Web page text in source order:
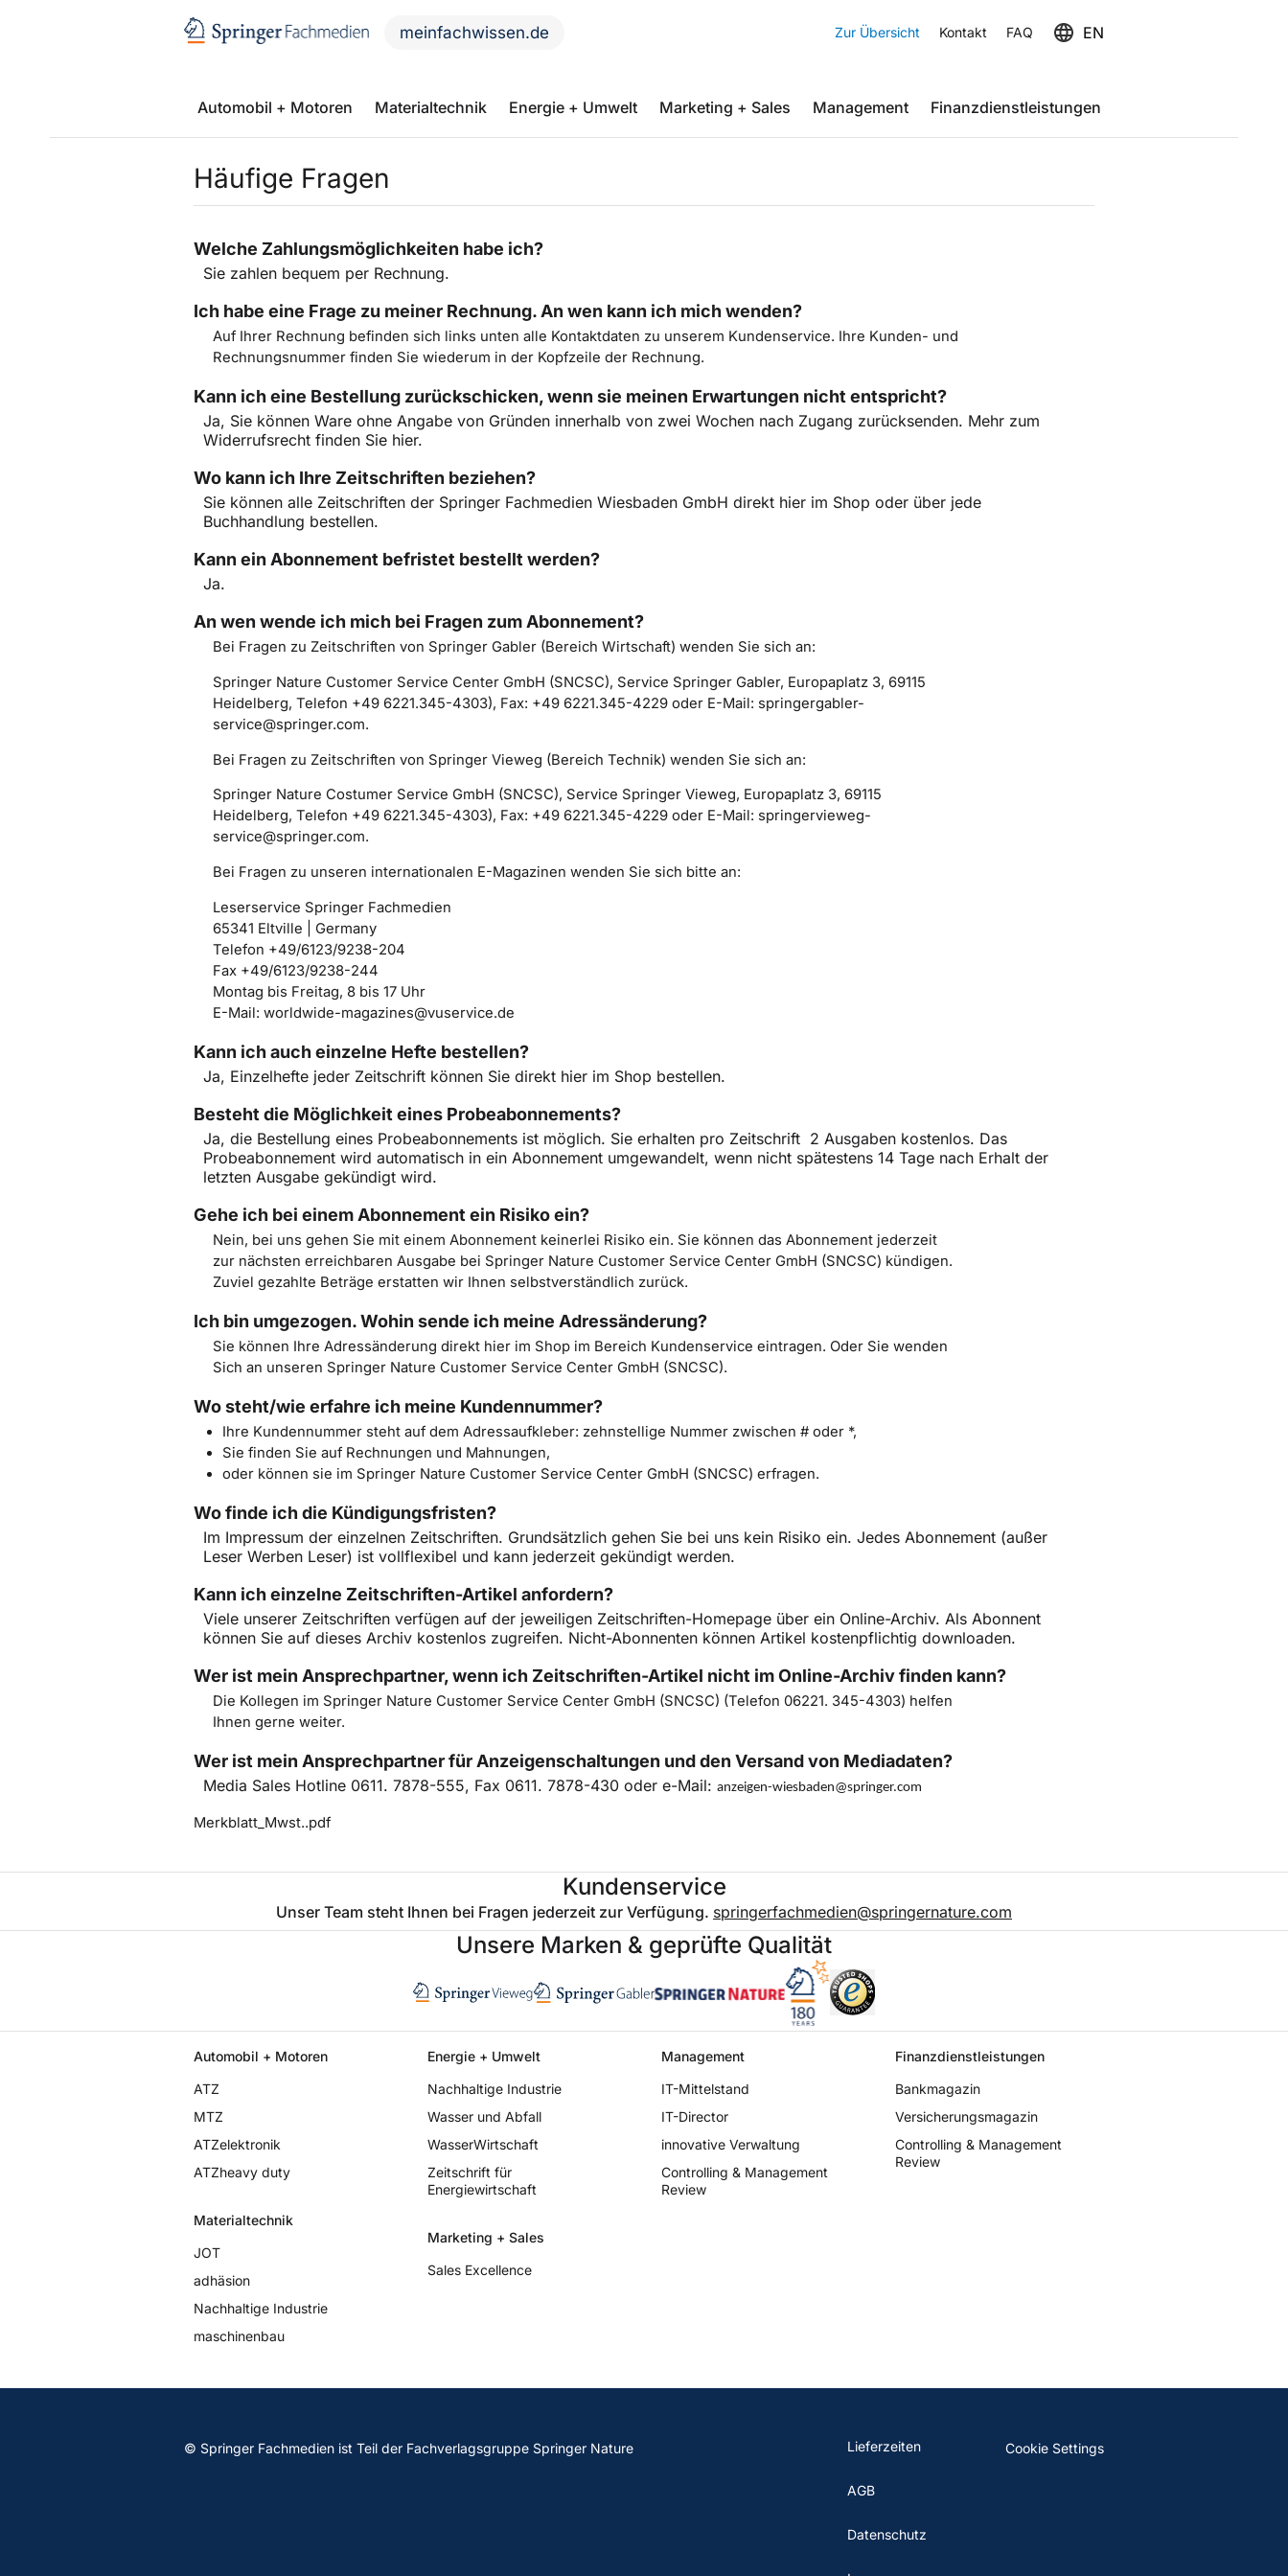
meinfachwissen.de Zur Übersicht Kontakt FAQ EN
Automobil + Motoren Materialtechnik Energie + Umwelt Marketing + Sales Management Finanzdienstleistungen
Häufige Fragen
Welche Zahlungsmöglichkeiten habe ich?
Sie zahlen bequem per Rechnung.
Ich habe eine Frage zu meiner Rechnung. An wen kann ich mich wenden?
Auf Ihrer Rechnung befinden sich links unten alle Kontaktdaten zu unserem Kundenservice. Ihre Kunden- und
Rechnungsnummer finden Sie wiederum in der Kopfzeile der Rechnung.
Kann ich eine Bestellung zurückschicken, wenn sie meinen Erwartungen nicht entspricht?
Ja, Sie können Ware ohne Angabe von Gründen innerhalb von zwei Wochen nach Zugang zurücksenden. Mehr zum
Widerrufsrecht finden Sie hier.
Wo kann ich Ihre Zeitschriften beziehen?
Sie können alle Zeitschriften der Springer Fachmedien Wiesbaden GmbH direkt hier im Shop oder über jede
Buchhandlung bestellen.
Kann ein Abonnement befristet bestellt werden?
Ja.
An wen wende ich mich bei Fragen zum Abonnement?
Bei Fragen zu Zeitschriften von Springer Gabler (Bereich Wirtschaft) wenden Sie sich an:
Springer Nature Customer Service Center GmbH (SNCSC), Service Springer Gabler, Europaplatz 3, 69115
Heidelberg, Telefon +49 6221.345-4303), Fax: +49 6221.345-4229 oder E-Mail: springergabler-
service@springer.com.
Bei Fragen zu Zeitschriften von Springer Vieweg (Bereich Technik) wenden Sie sich an:
Springer Nature Costumer Service GmbH (SNCSC), Service Springer Vieweg, Europaplatz 3, 69115
Heidelberg, Telefon +49 6221.345-4303), Fax: +49 6221.345-4229 oder E-Mail: springervieweg-
service@springer.com.
Bei Fragen zu unseren internationalen E-Magazinen wenden Sie sich bitte an:
Leserservice Springer Fachmedien
65341 Eltville | Germany
Telefon +49/6123/9238-204
Fax +49/6123/9238-244
Montag bis Freitag, 8 bis 17 Uhr
E-Mail: worldwide-magazines@vuservice.de
Kann ich auch einzelne Hefte bestellen?
Ja, Einzelhefte jeder Zeitschrift können Sie direkt hier im Shop bestellen.
Besteht die Möglichkeit eines Probeabonnements?
Ja, die Bestellung eines Probeabonnements ist möglich. Sie erhalten pro Zeitschrift 2 Ausgaben kostenlos. Das
Probeabonnement wird automatisch in ein Abonnement umgewandelt, wenn nicht spätestens 14 Tage nach Erhalt der
letzten Ausgabe gekündigt wird.
Gehe ich bei einem Abonnement ein Risiko ein?
Nein, bei uns gehen Sie mit einem Abonnement keinerlei Risiko ein. Sie können das Abonnement jederzeit
zur nächsten erreichbaren Ausgabe bei Springer Nature Customer Service Center GmbH (SNCSC) kündigen.
Zuviel gezahlte Beträge erstatten wir Ihnen selbstverständlich zurück.
Ich bin umgezogen. Wohin sende ich meine Adressänderung?
Sie können Ihre Adressänderung direkt hier im Shop im Bereich Kundenservice eintragen. Oder Sie wenden
Sich an unseren Springer Nature Customer Service Center GmbH (SNCSC).
Wo steht/wie erfahre ich meine Kundennummer?
Ihre Kundennummer steht auf dem Adressaufkleber: zehnstellige Nummer zwischen # oder *,
Sie finden Sie auf Rechnungen und Mahnungen,
oder können sie im Springer Nature Customer Service Center GmbH (SNCSC) erfragen.
Wo finde ich die Kündigungsfristen?
Im Impressum der einzelnen Zeitschriften. Grundsätzlich gehen Sie bei uns kein Risiko ein. Jedes Abonnement (außer
Leser Werben Leser) ist vollflexibel und kann jederzeit gekündigt werden.
Kann ich einzelne Zeitschriften-Artikel anfordern?
Viele unserer Zeitschriften verfügen auf der jeweiligen Zeitschriften-Homepage über ein Online-Archiv. Als Abonnent
können Sie auf dieses Archiv kostenlos zugreifen. Nicht-Abonnenten können Artikel kostenpflichtig downloaden.
Wer ist mein Ansprechpartner, wenn ich Zeitschriften-Artikel nicht im Online-Archiv finden kann?
Die Kollegen im Springer Nature Customer Service Center GmbH (SNCSC) (Telefon 06221. 345-4303) helfen
Ihnen gerne weiter.
Wer ist mein Ansprechpartner für Anzeigenschaltungen und den Versand von Mediadaten?
Media Sales Hotline 0611. 7878-555, Fax 0611. 7878-430 oder e-Mail: anzeigen-wiesbaden@springer.com
Merkblatt_Mwst..pdf
Kundenservice
Unser Team steht Ihnen bei Fragen jederzeit zur Verfügung. springerfachmedien@springernature.com
Unsere Marken & geprüfte Qualität
Automobil + Motoren
ATZ
MTZ
ATZelektronik
ATZheavy duty
Materialtechnik
JOT
adhäsion
Nachhaltige Industrie
maschinenbau
Energie + Umwelt
Nachhaltige Industrie
Wasser und Abfall
WasserWirtschaft
Zeitschrift für
Energiewirtschaft
Marketing + Sales
Sales Excellence
Management
IT-Mittelstand
IT-Director
innovative Verwaltung
Controlling & Management
Review
Finanzdienstleistungen
Bankmagazin
Versicherungs­magazin
Controlling & Management
Review
© Springer Fachmedien ist Teil der Fachverlagsgruppe Springer Nature Lieferzeiten
AGB
Datenschutz
Cookie Settings